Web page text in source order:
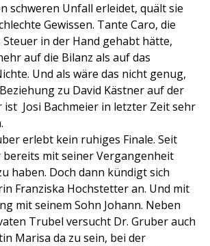
schweren Unfall erleidet, quält sie
Gewissen. Tante Caro, die
in der Hand gehabt hätte,
auf die Bilanz als auf das
Und als wäre das nicht genug,
zu David Kästner auf der
ist Josi Bachmeier in letzter Zeit sehr
erlebt kein ruhiges Finale. Seit
bereits mit seiner Vergangenheit
haben. Doch dann kündigt sich
Franziska Hochstetter an. Und mit
mit seinem Sohn Johann. Neben
Trubel versucht Dr. Gruber auch
Marisa da zu sein, bei der